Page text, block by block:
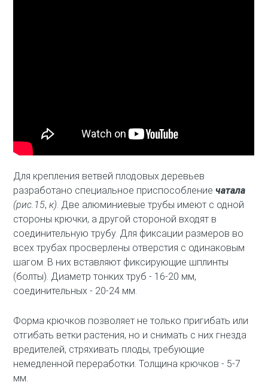
Для крепления ветвей плодовых деревьев
разработано специальное приспособление чатала
(рис.15,к) . Две алюминиевые трубы имеют с одной
стороны крючки, а другой стороной входят в
соединительную трубу. Для фиксации размеров во
всех трубах просверлены отверстия с одинаковым
шагом. В них вставляют фиксирующие шплинты
(болты). Диаметр тонких труб - 16-20 мм,
соединительных - 20-24 мм.
Форма крючков позволяет не только пригибать или
отгибать ветки растения, но и снимать с них гнезда
вредителей, стряхивать плоды, требующие
немедленной переработки. Толщина крючков - 5-7
мм.